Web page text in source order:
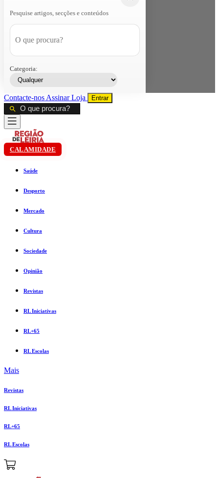
Pesquise artigos, secções e conteúdos
Categoria:
Contacte-nos AssinarLoja Entrar
CALAMIDADE
Saúde
Desporto
Mercado
Cultura
Sociedade
Opinião
Revistas
RL Iniciativas
RL+65
RL Escolas
Mais
Revistas
RL Iniciativas
RL+65
RL Escolas